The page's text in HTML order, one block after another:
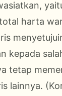
harta
kepada
tetap
lainnya.